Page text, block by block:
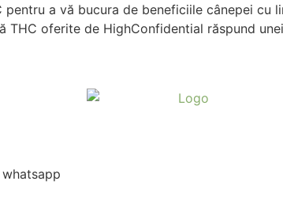
pentru a vă bucura de beneficiile cânepei
oferite de HighConfidential răspund